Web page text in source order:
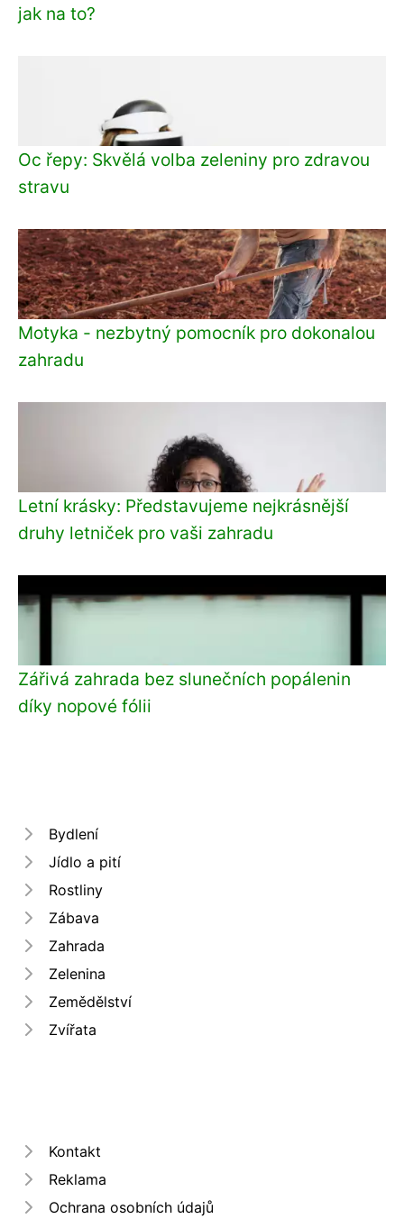
jak na to?
Oc řepy: Skvělá volba zeleniny pro zdravou
stravu
Motyka - nezbytný pomocník pro dokonalou
zahradu
Letní krásky: Představujeme nejkrásnější
druhy letniček pro vaši zahradu
Zářivá zahrada bez slunečních popálenin
díky nopové fólii
Bydlení
Jídlo a pití
Rostliny
Zábava
Zahrada
Zelenina
Zemědělství
Zvířata
Kontakt
Reklama
Ochrana osobních údajů